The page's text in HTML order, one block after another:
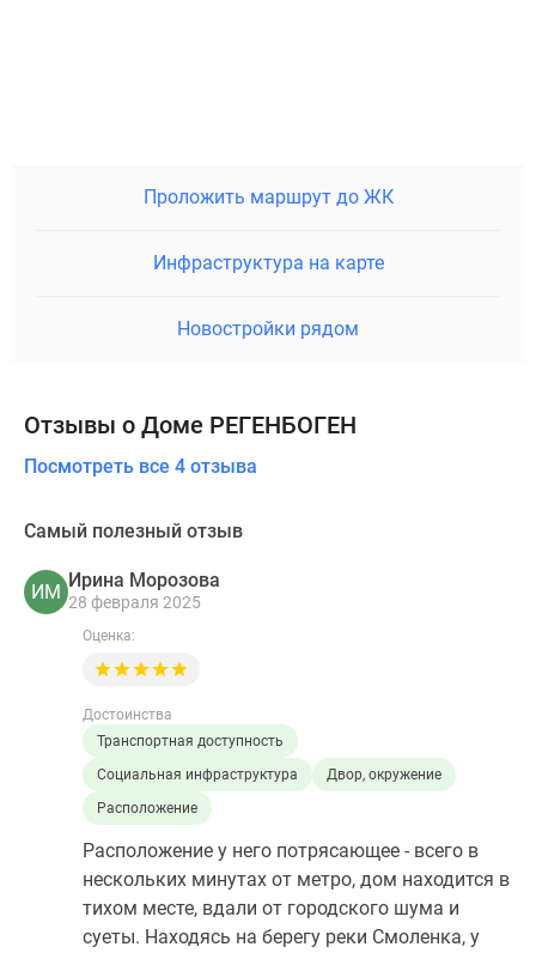
Проложить маршрут до ЖК
Инфраструктура на карте
Новостройки рядом
Отзывы о Доме РЕГЕНБОГЕН
Посмотреть все 4 отзыва
Самый полезный отзыв
ИМ
Ирина Морозова
28 февраля 2025
Оценка:
Достоинства
Транспортная доступность
Социальная инфраструктура
Двор, окружение
Расположение
Расположение у него потрясающее - всего в
нескольких минутах от метро, дом находится в
тихом месте, вдали от городского шума и
суеты. Находясь на берегу реки Смоленка, у